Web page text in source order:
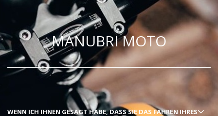
MANUBRI MOTO
WENN ICH IHNEN GESAGT HABE, DASS SIE DAS FAHREN IHRES